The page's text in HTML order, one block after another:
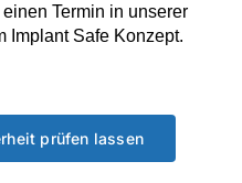
Termin in unserer
Implant Safe Konzept.
prüfen lassen